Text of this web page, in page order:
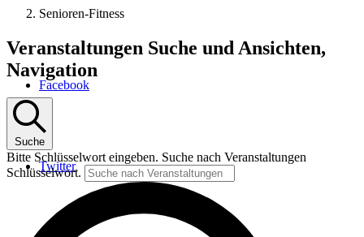
Facebook
Twitter
Senioren-Fitness
Veranstaltungen
Veranstaltungen Suche und Ansichten,
Navigation
Suche
Bitte Schlüsselwort eingeben. Suche nach Veranstaltungen
Schlüsselwort.